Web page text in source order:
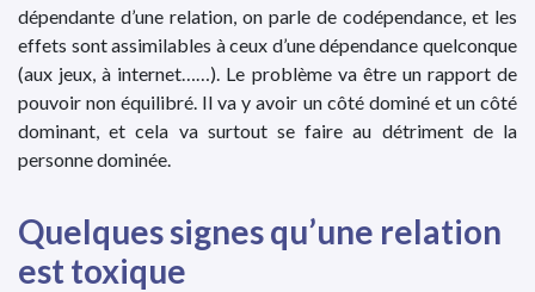
dépendante d’une relation, on parle de codépendance, et les
effets sont assimilables à ceux d’une dépendance quelconque
(aux jeux, à internet……). Le problème va être un rapport de
pouvoir non équilibré. Il va y avoir un côté dominé et un côté
dominant, et cela va surtout se faire au détriment de la
personne dominée.
Quelques signes qu’une relation
est toxique